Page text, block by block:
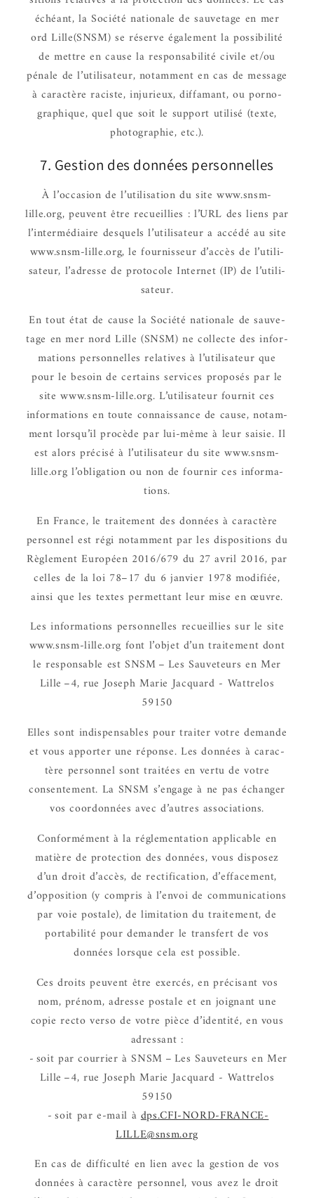
échéant, la Société natio­nale de sauve­tage en mer
ord Lille(SNSM) se réserve égale­ment la possi­bi­lité
de mettre en cause la respon­sa­bi­lité civile et/ou
pénale de l’uti­li­sa­teur, notam­ment en cas de message
à carac­tère raciste, inju­rieux, diffa­mant, ou porno­
gra­phique, quel que soit le support utilisé (texte,
photo­gra­phie, etc.).
7. Gestion des données person­nelles
À l’oc­ca­sion de l’uti­li­sa­tion du site www.snsm-
lille.org, peuvent être recueillies : l’URL des liens par
l’in­ter­mé­diaire desquels l’uti­li­sa­teur a accédé au site
www.snsm-lille.org, le four­nis­seur d’ac­cès de l’uti­li­
sa­teur, l’adresse de proto­cole Inter­net (IP) de l’uti­li­
sa­teur.
En tout état de cause la Société natio­nale de sauve­
tage en mer nord Lille (SNSM) ne collecte des infor­
ma­tions person­nelles rela­tives à l’uti­li­sa­teur que
pour le besoin de certains services propo­sés par le
site www.snsm-lille.org. L’uti­li­sa­teur four­nit ces
infor­ma­tions en toute connais­sance de cause, notam­
ment lorsqu’il procède par lui-même à leur saisie. Il
est alors précisé à l’uti­li­sa­teur du site www.snsm-
lille.org l’obli­ga­tion ou non de four­nir ces infor­ma­
tions.
En France, le trai­te­ment des données à carac­tère
person­nel est régi notam­ment par les dispo­si­tions du
Règle­ment Euro­péen 2016/679 du 27 avril 2016, par
celles de la loi 78–17 du 6 janvier 1978 modi­fiée,
ainsi que les textes permet­tant leur mise en œuvre.
Les infor­ma­tions person­nelles recueillies sur le site
www.snsm-lille.org font l’objet d’un trai­te­ment dont
le respon­sable est SNSM – Les Sauve­teurs en Mer
Lille –4, rue Joseph Marie Jacquard - Wattrelos
59150
Elles sont indis­pen­sables pour trai­ter votre demande
et vous appor­ter une réponse. Les données à carac­
tère person­nel sont trai­tées en vertu de votre
consen­te­ment. La SNSM s’en­gage à ne pas échan­ger
vos coor­don­nées avec d’autres asso­cia­tions.
Confor­mé­ment à la régle­men­ta­tion appli­cable en
matière de protec­tion des données, vous dispo­sez
d’un droit d’ac­cès, de recti­fi­ca­tion, d’ef­fa­ce­ment,
d’op­po­si­tion (y compris à l’en­voi de commu­ni­ca­tions
par voie postale), de limi­ta­tion du trai­te­ment, de
porta­bi­lité pour deman­der le trans­fert de vos
données lorsque cela est possible.
Ces droits peuvent être exer­cés, en préci­sant vos
nom, prénom, adresse postale et en joignant une
copie recto verso de votre pièce d’iden­tité, en vous
adres­sant :
- soit par cour­rier à SNSM – Les Sauve­teurs en Mer
Lille –4, rue Joseph Marie Jacquard - Wattrelos
59150
- soit par e-mail àdps.CFI-NORD-FRANCE-
LILLE@snsm.org
En cas de diffi­culté en lien avec la gestion de vos
données à carac­tère person­nel, vous avez le droit